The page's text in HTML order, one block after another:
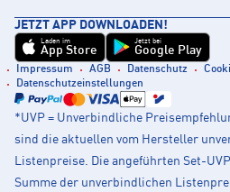
JETZT APP DOWNLOADEN!
Laden im
App Store
Jetzt bei
Google Play
Impressum AGB Datenschutz
Datenschutzeinstellungen
*UVP = Unverbindliche
sind die aktuellen vom Hersteller
Listenpreise. Die angeführten Set-
Summe der unverbindlichen